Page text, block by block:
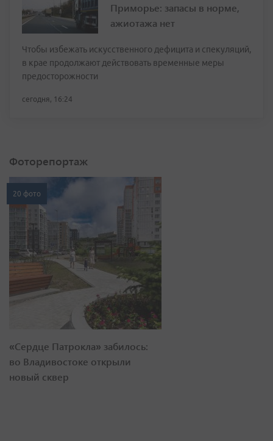
Приморье: запасы в норме,
ажиотажа нет
Чтобы избежать искусственного дефицита и спекуляций,
в крае продолжают действовать временные меры
предосторожности
сегодня, 16:24
Фоторепортаж
20 фото
«Сердце Патрокла» забилось:
во Владивостоке открыли
новый сквер